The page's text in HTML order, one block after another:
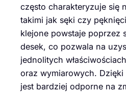
często charakteryzuje się
takimi jak sęki czy
klejone powstaje poprzez
desek, co pozwala na
jednolitych
oraz wymiarowych.
jest bardziej odporne na